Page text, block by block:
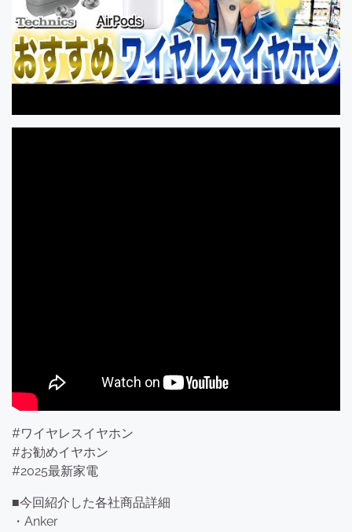
#ワイヤレスイヤホン
#お勧めイヤホン
#2025最新家電
■今回紹介した各社商品詳細
・Anker